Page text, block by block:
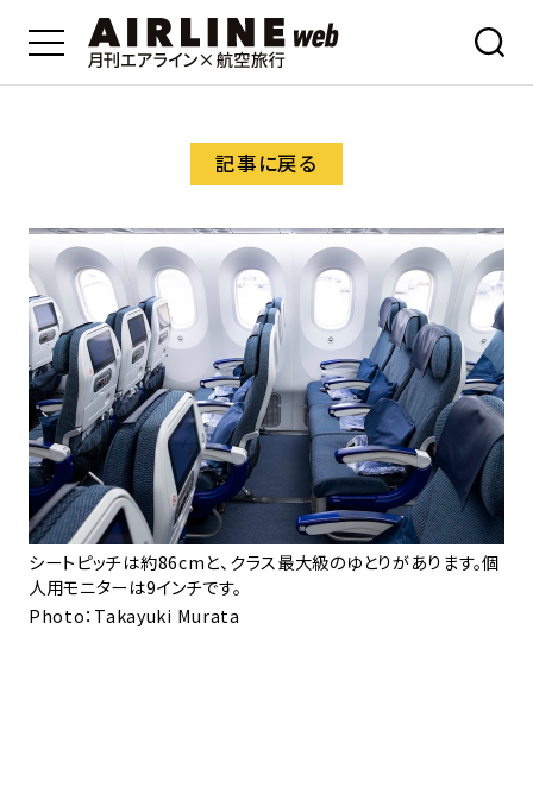
記事に戻る
シートピッチは約86cmと、クラス最大級のゆとりがあります。個
人用モニターは9インチです。
Photo：Takayuki Murata